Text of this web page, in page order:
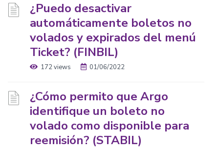
¿Puedo desactivar
automáticamente boletos no
volados y expirados del menú
Ticket? (FINBIL)
172 views 01/06/2022
¿Cómo permito que Argo
identifique un boleto no
volado como disponible para
reemisión? (STABIL)